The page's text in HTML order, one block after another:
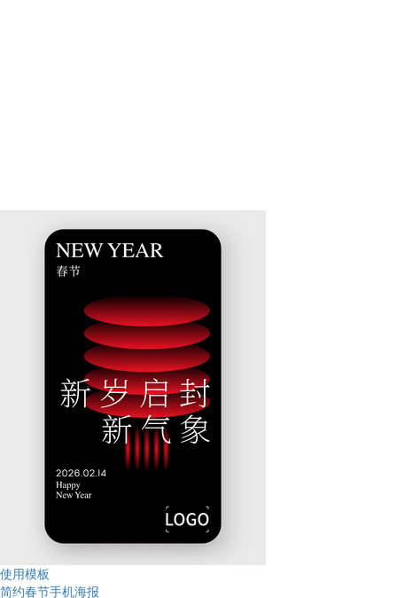
使用模板
简约春节手机海报